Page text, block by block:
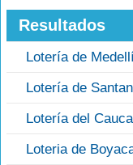
Resultados
Lotería de
Lotería de
Lotería del
Loteria de